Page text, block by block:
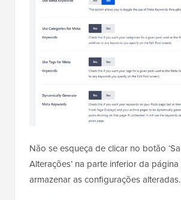
Não se esqueça de clicar no botão
Alterações’ na parte inferior da
armazenar as configurações alteradas.